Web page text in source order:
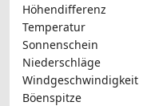
Höhendifferenz
Temperatur
Sonnenschein
Niederschläge
Windgeschwindigkeit
Böenspitze